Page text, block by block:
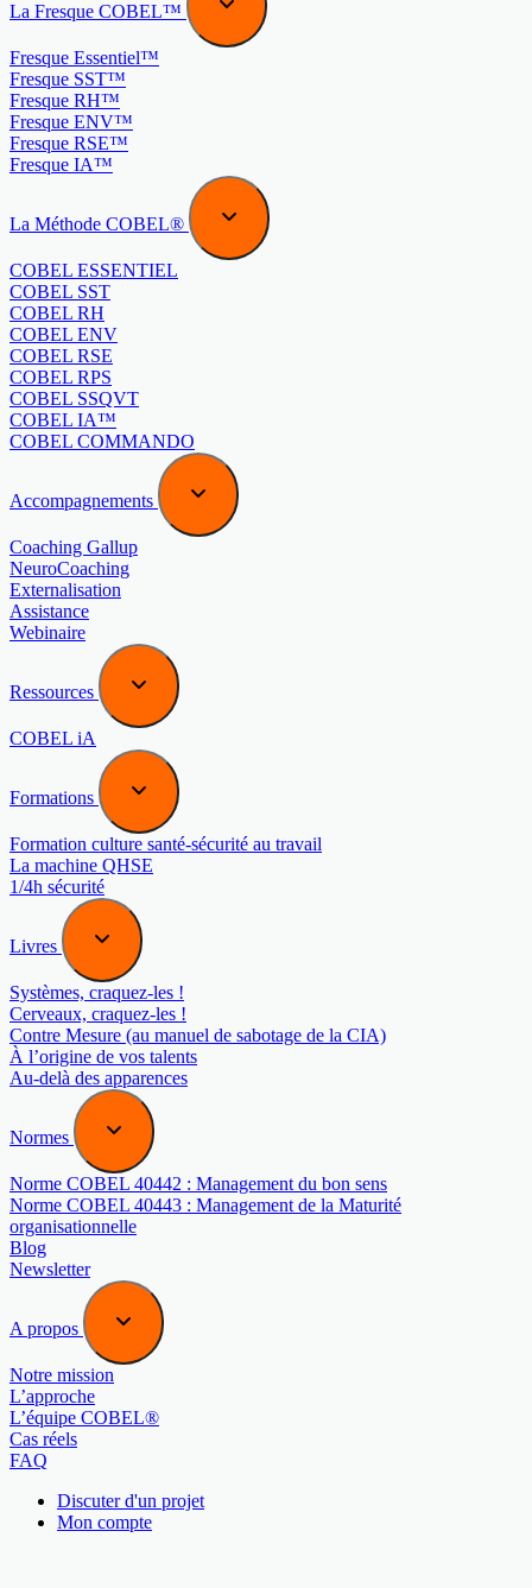
La Fresque COBEL™
Fresque Essentiel™
Fresque SST™
Fresque RH™
Fresque ENV™
Fresque RSE™
Fresque IA™
La Méthode COBEL®
COBEL ESSENTIEL
COBEL SST
COBEL RH
COBEL ENV
COBEL RSE
COBEL RPS
COBEL SSQVT
COBEL IA™
COBEL COMMANDO
Accompagnements
Coaching Gallup
NeuroCoaching
Externalisation
Assistance
Webinaire
Ressources
COBEL iA
Formations
Formation culture santé-sécurité au travail
La machine QHSE
1/4h sécurité
Livres
Systèmes, craquez-les !
Cerveaux, craquez-les !
Contre Mesure (au manuel de sabotage de la CIA)
À l’origine de vos talents
Au-delà des apparences
Normes
Norme COBEL 40442 : Management du bon sens
Norme COBEL 40443 : Management de la Maturité
organisationnelle
Blog
Newsletter
A propos
Notre mission
L’approche
L’équipe COBEL®
Cas réels
FAQ
Discuter d'un projet
Mon compte